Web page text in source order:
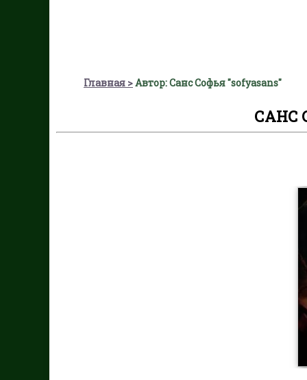
Главная Автор: Санс Софья "sofyasans"
САНС